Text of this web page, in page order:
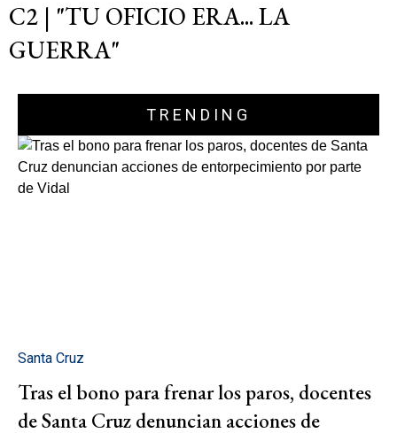
C2 | "TU OFICIO ERA... LA
GUERRA"
TRENDING
Santa Cruz
Tras el bono para frenar los paros, docentes
de Santa Cruz denuncian acciones de